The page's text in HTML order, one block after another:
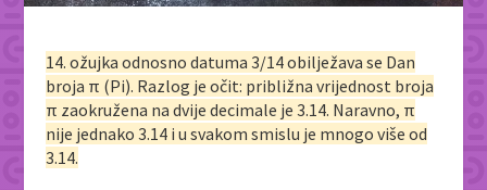
14. ožujka odnosno datuma 3/14 obilježava se Dan
broja π (Pi). Razlog je očit: približna vrijednost broja
π zaokružena na dvije decimale je 3.14. Naravno, π
nije jednako 3.14 i u svakom smislu je mnogo više od
3.14.